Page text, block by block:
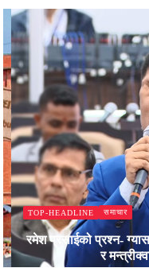
TOP-HEADLINE समाचार
रमेश प्रसाईको प्रश्न-
र